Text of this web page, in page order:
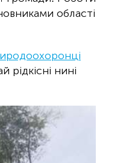
області
рідкісні нині